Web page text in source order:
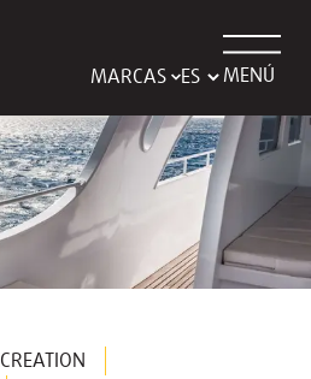
MARCAS MENÚ